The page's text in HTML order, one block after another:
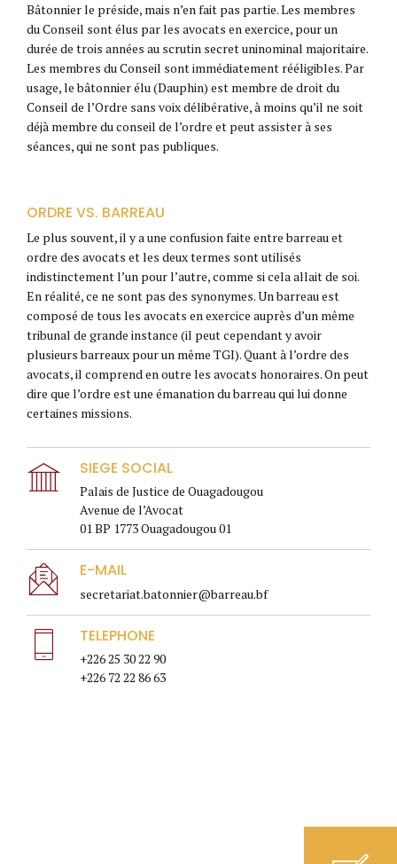
Bâtonnier le préside, mais n’en fait pas partie. Les membres
du Conseil sont élus par les avocats en exercice, pour un
durée de trois années au scrutin secret uninominal majoritaire.
Les membres du Conseil sont immédiatement rééligibles. Par
usage, le bâtonnier élu (Dauphin) est membre de droit du
Conseil de l’Ordre sans voix délibérative, à moins qu’il ne soit
déjà membre du conseil de l’ordre et peut assister à ses
séances, qui ne sont pas publiques.
ORDRE VS. BARREAU
Le plus souvent, il y a une confusion faite entre barreau et
ordre des avocats et les deux termes sont utilisés
indistinctement l’un pour l’autre, comme si cela allait de soi.
En réalité, ce ne sont pas des synonymes. Un barreau est
composé de tous les avocats en exercice auprès d’un même
tribunal de grande instance (il peut cependant y avoir
plusieurs barreaux pour un même TGI). Quant à l’ordre des
avocats, il comprend en outre les avocats honoraires. On peut
dire que l’ordre est une émanation du barreau qui lui donne
certaines missions.
SIEGE SOCIAL
Palais de Justice de Ouagadougou
Avenue de l’Avocat
01 BP 1773 Ouagadougou 01
E-MAIL
secretariat.batonnier@barreau.bf
TELEPHONE
+226 25 30 22 90
+226 72 22 86 63